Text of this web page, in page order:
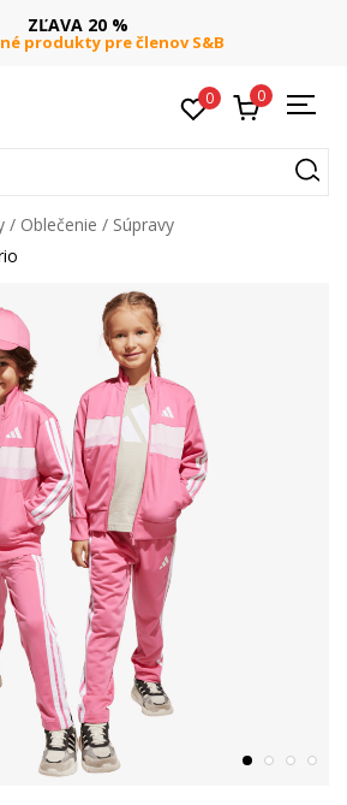
ZĽAVA 20 %
produkty pre členov S&B
0 0
Oblečenie
Súpravy